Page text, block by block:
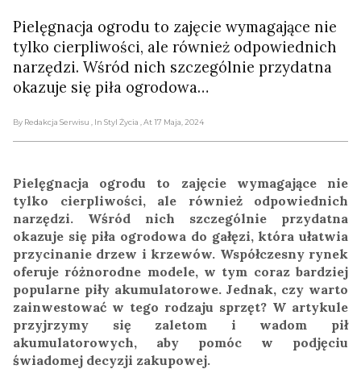
Pielęgnacja ogrodu to zajęcie wymagające nie
tylko cierpliwości, ale również odpowiednich
narzędzi. Wśród nich szczególnie przydatna
okazuje się piła ogrodowa…
By Redakcja Serwisu , In Styl Życia , At 17 Maja, 2024
Pielęgnacja ogrodu to zajęcie wymagające nie
tylko cierpliwości, ale również odpowiednich
narzędzi. Wśród nich szczególnie przydatna
okazuje się piła ogrodowa do gałęzi, która ułatwia
przycinanie drzew i krzewów. Współczesny rynek
oferuje różnorodne modele, w tym coraz bardziej
popularne piły akumulatorowe. Jednak, czy warto
zainwestować w tego rodzaju sprzęt? W artykule
przyjrzymy się zaletom i wadom pił
akumulatorowych, aby pomóc w podjęciu
świadomej decyzji zakupowej.